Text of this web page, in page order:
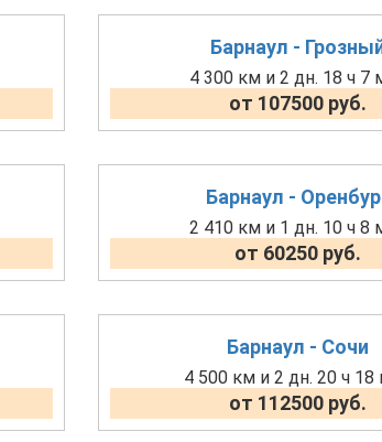
Барнаул -
4 300 км и 2 дн. 18 ч 7
от 107500 руб.
Барнаул -
2 410 км и 1 дн. 10 ч 8
от 60250 руб.
Барнаул - Сочи
4 500 км и 2 дн. 20 ч 18
от 112500 руб.